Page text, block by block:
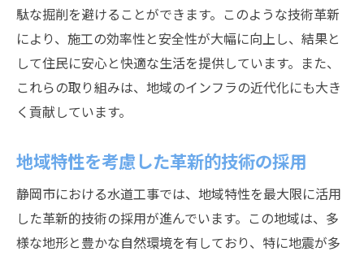
駄な掘削を避けることができます。このような技術革新
により、施工の効率性と安全性が大幅に向上し、結果と
して住民に安心と快適な生活を提供しています。また、
これらの取り組みは、地域のインフラの近代化にも大き
く貢献しています。
地域特性を考慮した革新的技術の採用
静岡市における水道工事では、地域特性を最大限に活用
した革新的技術の採用が進んでいます。この地域は、多
様な地形と豊かな自然環境を有しており、特に地震が多